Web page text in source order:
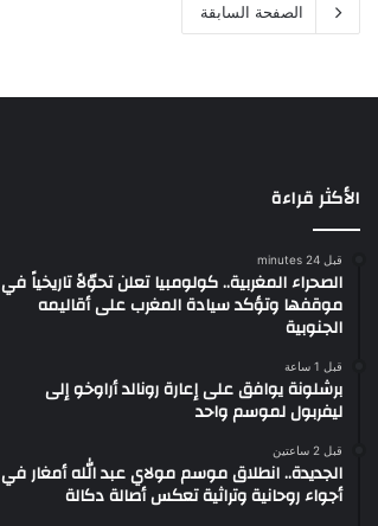
الصفحة السابقة
الأكثر قراءة
قبل 24 minutes
الصحراء المغربية.. كولومبيا تعلن تحوّلاً تاريخياً في
موقفها وتؤكد سيادة المغرب على أقاليمه
الجنوبية
قبل 1 ساعة
برشلونة يوافق على إعارة رونالد أراوخو إلى
ليفربول لموسم واحد
قبل 2 ساعتين
الجديدة.. انطلاق موسم مولاي عبد الله أمغار في
أجواء روحانية وتراثية تعكس أصالة دكالة